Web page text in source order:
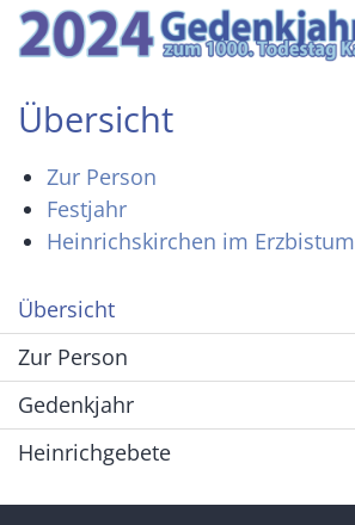
Zum Inhalt springen
Übersicht
Zur Person
Festjahr
Heinrichskirchen im Erzbistum
Übersicht
Zur Person
Gedenkjahr
Heinrichgebete